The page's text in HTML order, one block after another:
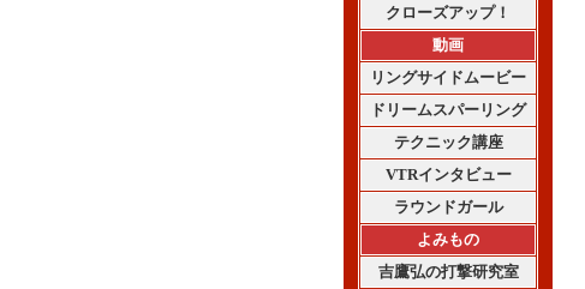
クローズアップ！
動画
リングサイドムービー
ドリームスパーリング
テクニック講座
VTRインタビュー
ラウンドガール
よみもの
吉鷹弘の打撃研究室